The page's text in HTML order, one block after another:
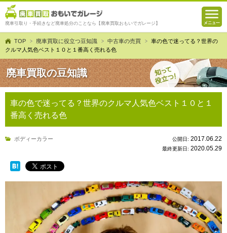
廃車引取り・手続きなど廃車処分のことなら【廃車買取おもいでガレージ】
TOP 廃車買取に役立つ豆知識 中古車の売買
車の色で迷ってる？世界の
クルマ人気色ベスト１０と１番高く売れる色
廃車買取の豆知識
車の色で迷ってる？世界のクルマ人気色ベスト１０と１
番高く売れる色
ボディーカラー 公開日: 2017.06.22
最終更新日: 2020.05.29